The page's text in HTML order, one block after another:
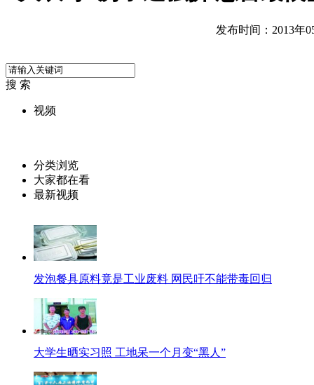
发布时间：2013年
搜 索
视频
分类浏览
大家都在看
最新视频
发泡餐具原料竟是工业废料 网民吁不能带毒回归
大学生晒实习照 工地呆一个月变“黑人”